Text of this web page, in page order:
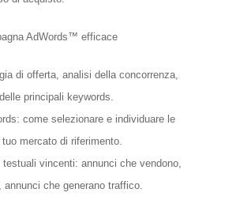
AdWords™ efficace
di offerta, analisi della concorrenza,
principali keywords.
come selezionare e individuare le
mercato di riferimento.
vincenti: annunci che vendono,
annunci che generano traffico.